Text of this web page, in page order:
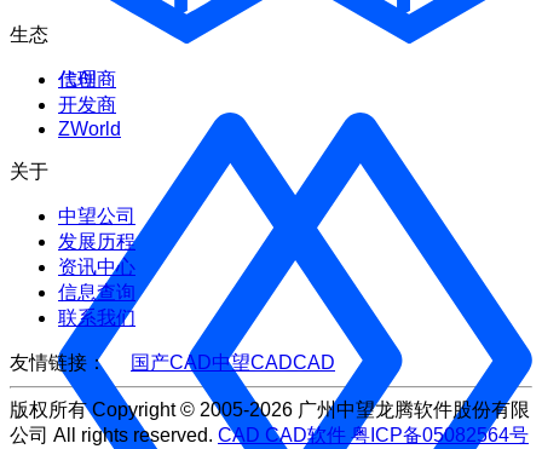
信创
生态
代理商
开发商
ZWorld
关于
中望公司
发展历程
资讯中心
信息查询
联系我们
友情链接： 国产CAD中望CADCAD
版权所有 Copyright © 2005-2026 广州中望龙腾软件股份有限
公司 All rights reserved. CAD CAD软件 粤ICP备05082564号